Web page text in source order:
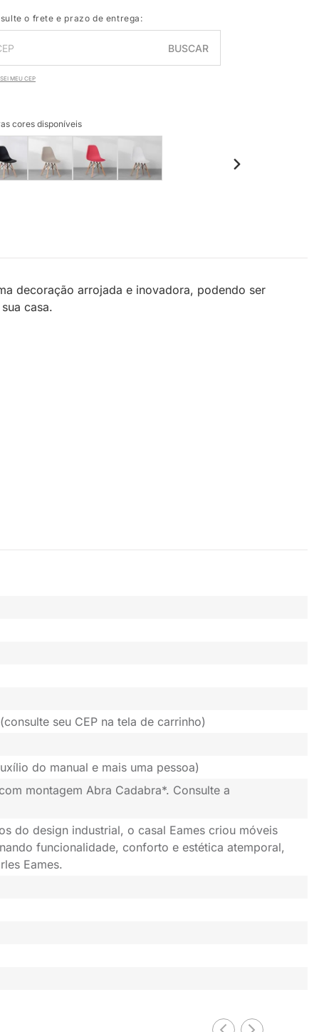
o frete e prazo de entrega:
BUSCAR
MEU CEP
cores disponíveis
decoração arrojada e inovadora, podendo ser
casa.
seu CEP na tela de carrinho)
do manual e mais uma pessoa)
montagem Abra Cadabra*. Consulte a
do design industrial, o casal Eames criou móveis
funcionalidade, conforto e estética atemporal,
Eames.